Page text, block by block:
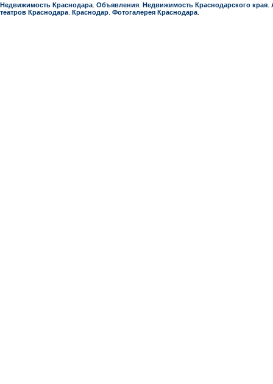
Недвижимость Краснодара Объявления Недвижимость Краснодарcкого края
театров Краснодара Краснодар Фотогалерея Краснодара